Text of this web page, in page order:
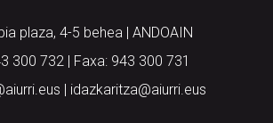
plaza, 4-5 behea | ANDOAIN
300 732 | Faxa: 943 300 731
| idazkaritza@aiurri.eus